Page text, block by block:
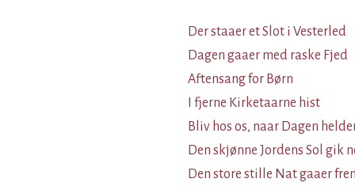
Der staaer et Slot i Vesterled
Dagen gaaer med raske Fjed
Aftensang for Børn
I fjerne Kirketaarne hist
Bliv hos os, naar Dagen
Den skjønne Jordens Sol gik
Den store stille Nat gaaer